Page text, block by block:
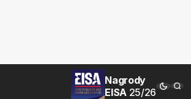
Nagrody
EISA 25/26